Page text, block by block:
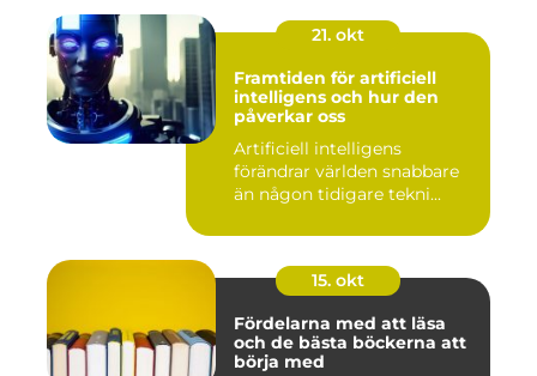
21. okt
Framtiden för artificiell
intelligens och hur den
påverkar oss
Artificiell intelligens
förändrar världen snabbare
än någon tidigare tekni...
15. okt
Fördelarna med att läsa
och de bästa böckerna att
börja med